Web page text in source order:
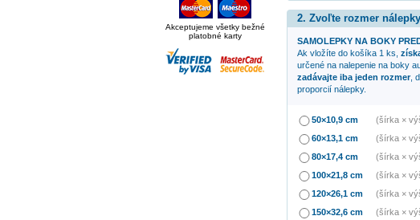
Akceptujeme všetky bežné
platobné karty
2. Zvoľte rozmer
SAMOLEPKY NA BOKY
Ak vložíte do košíka 1 ks,
určené na nalepenie na boky
zadávajte iba jeden rozmer,
proporcií nálepky.
50×10,9 cm (šírka ×
60×13,1 cm
(šírka ×
80×17,4 cm
(šírka ×
100×21,8 cm
(šírka ×
120×26,1 cm
(šírka ×
150×32,6 cm
(šírka ×